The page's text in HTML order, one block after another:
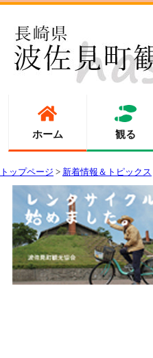
ホーム 観る
トップページ > 新着情報＆トピックス